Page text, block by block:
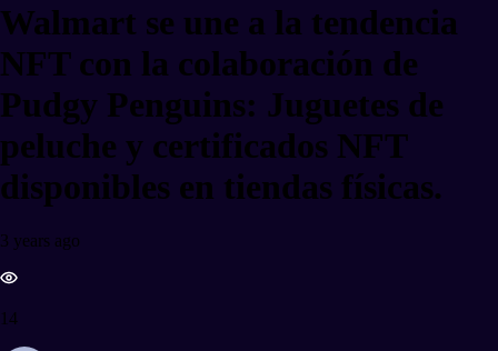
Walmart se une a la tendencia
NFT con la colaboración de
Pudgy Penguins: Juguetes de
peluche y certificados NFT
disponibles en tiendas físicas.
3 years ago
14